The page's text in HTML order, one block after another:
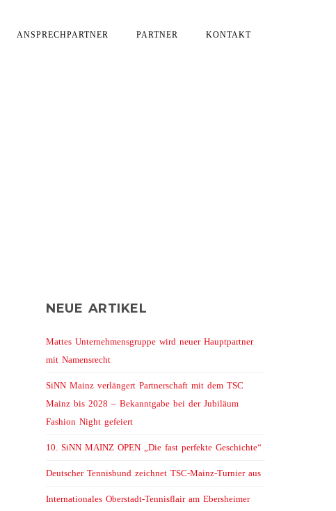
ANSPRECHPARTNER PARTNER KONTAKT
NEUE ARTIKEL
Mattes Unternehmensgruppe wird neuer Hauptpartner
mit Namensrecht
SiNN Mainz verlängert Partnerschaft mit dem TSC
Mainz bis 2028 – Bekanntgabe bei der Jubiläum
Fashion Night gefeiert
10. SiNN MAINZ OPEN „Die fast perfekte Geschichte“
Deutscher Tennisbund zeichnet TSC-Mainz-Turnier aus
Internationales Oberstadt-Tennisflair am Ebersheimer